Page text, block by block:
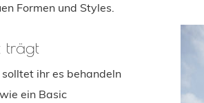
Formen und Styles.
trägt
ihr es behandeln
ein Basic